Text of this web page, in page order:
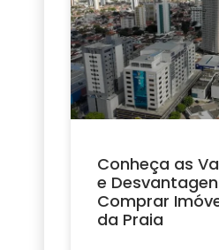
Conheça as
e
Comprar
da Praia